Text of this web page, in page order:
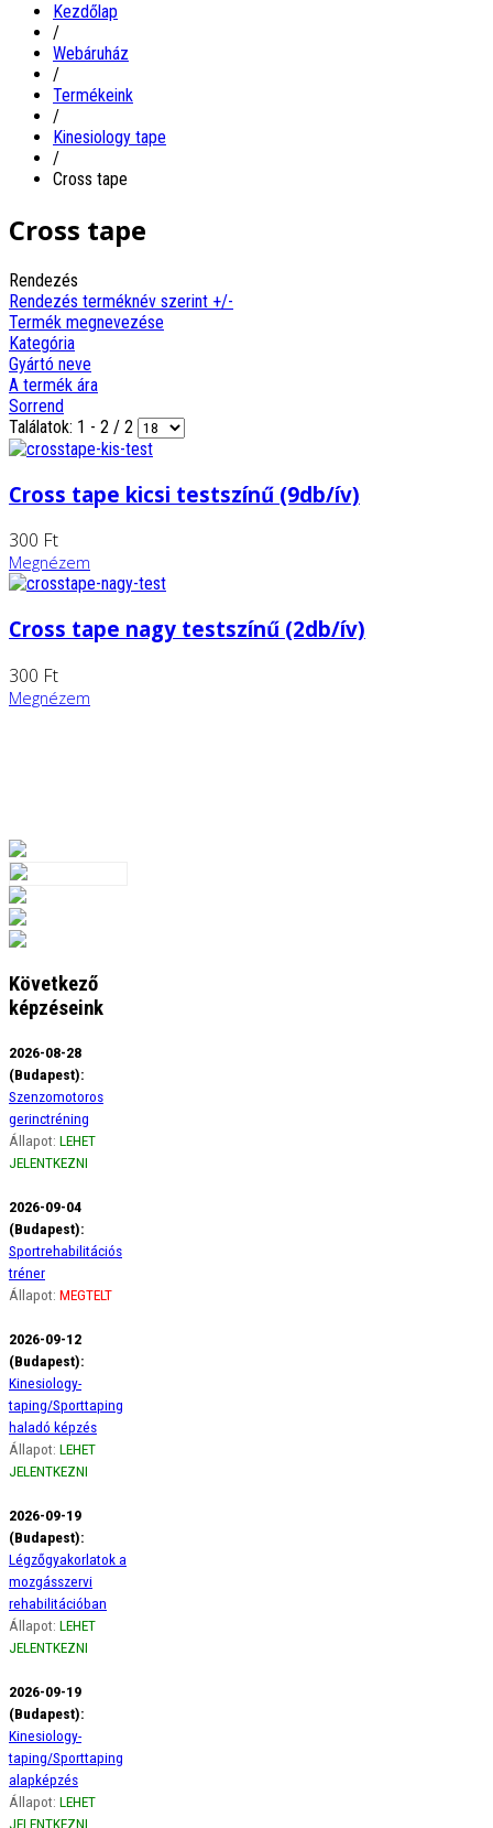
Kezdőlap
/
Webáruház
/
Termékeink
/
Kinesiology tape
/
Cross tape
Cross tape
Rendezés
Rendezés terméknév szerint +/-
Termék megnevezése
Kategória
Gyártó neve
A termék ára
Sorrend
Találatok: 1 - 2 / 2
Cross tape kicsi testszínű (9db/ív)
300 Ft
Megnézem
Cross tape nagy testszínű (2db/ív)
300 Ft
Megnézem
Következő
képzéseink
2026-08-28
(Budapest):
Szenzomotoros
gerinctréning
Állapot: LEHET
JELENTKEZNI
2026-09-04
(Budapest):
Sportrehabilitációs
tréner
Állapot: MEGTELT
2026-09-12
(Budapest):
Kinesiology-
taping/Sporttaping
haladó képzés
Állapot: LEHET
JELENTKEZNI
2026-09-19
(Budapest):
Légzőgyakorlatok a
mozgásszervi
rehabilitációban
Állapot: LEHET
JELENTKEZNI
2026-09-19
(Budapest):
Kinesiology-
taping/Sporttaping
alapképzés
Állapot: LEHET
JELENTKEZNI